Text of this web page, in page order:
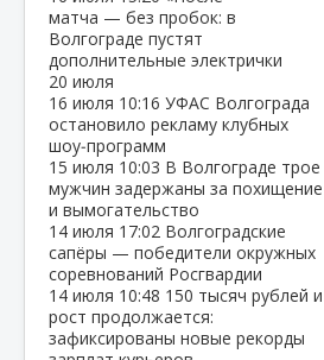
матча — без пробок: в
Волгограде пустят
дополнительные электрички
20 июля
16 июля 10:16 УФАС Волгограда
остановило рекламу клубных
шоу‑программ
15 июля 10:03 В Волгограде трое
мужчин задержаны за похищение
и вымогательство
14 июля 17:02 Волгоградские
сапёры — победители окружных
соревнований Росгвардии
14 июля 10:48 150 тысяч рублей и
рост продолжается:
зафиксированы новые рекорды